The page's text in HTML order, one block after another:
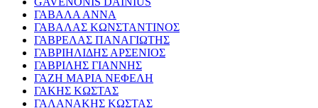
ΓΑΒΑΛΑ ΑΝΝΑ
ΓΑΒΑΛΑΣ ΚΩΝΣΤΑΝΤΙΝΟΣ
ΓΑΒΡΕΛΑΣ ΠΑΝΑΓΙΩΤΗΣ
ΓΑΒΡΙΗΛΙΔΗΣ ΑΡΣΕΝΙΟΣ
ΓΑΒΡΙΛΗΣ ΓΙΑΝΝΗΣ
ΓΑΖΗ ΜΑΡΙΑ ΝΕΦΕΛΗ
ΓΑΚΗΣ ΚΩΣΤΑΣ
ΓΑΛΑΝΑΚΗΣ ΚΩΣΤΑΣ